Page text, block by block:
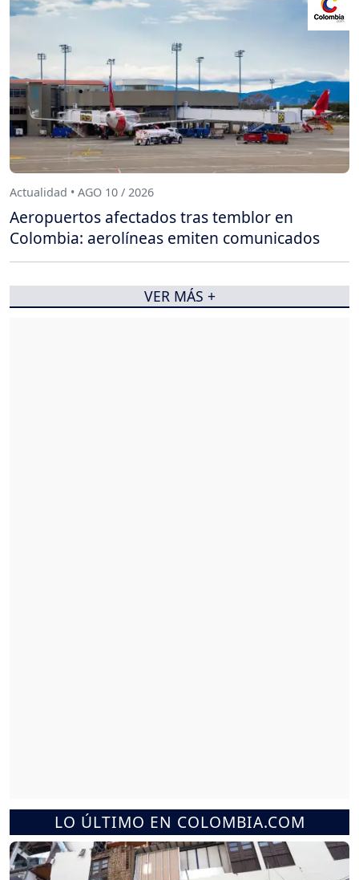
LO ÚLTIMO EN COLOMBIA.COM
Actualidad • AGO 10 / 2026
Aeropuertos afectados tras temblor en
Colombia: aerolíneas emiten comunicados
VER MÁS +